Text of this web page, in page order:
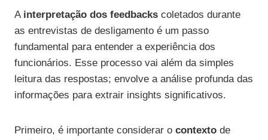
A interpretação dos feedbacks coletados durante
as entrevistas de desligamento é um passo
fundamental para entender a experiência dos
funcionários. Esse processo vai além da simples
leitura das respostas; envolve a análise profunda das
informações para extrair insights significativos.
Primeiro, é importante considerar o contexto de